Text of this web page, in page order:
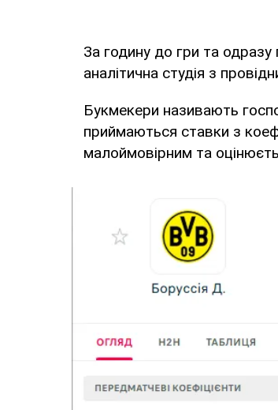
За годину до гри та одразу
аналітична студія з
Букмекери називають
приймаються ставки з
малоймовірним та